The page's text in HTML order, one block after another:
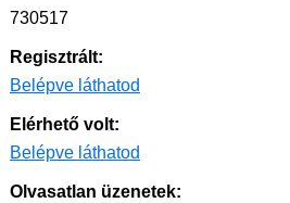
730517
Regisztrált:
Belépve láthatod
Elérhető volt:
Belépve láthatod
Olvasatlan üzenetek: